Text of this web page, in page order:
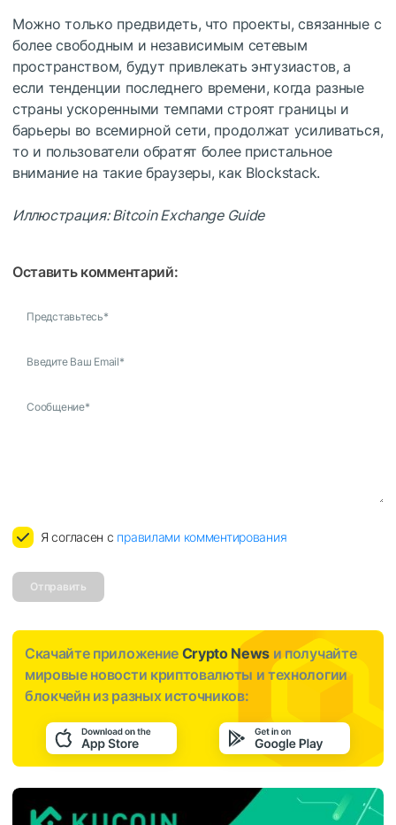
Можно только предвидеть, что проекты, связанные с
более свободным и независимым сетевым
пространством, будут привлекать энтузиастов, а
если тенденции последнего времени, когда разные
страны ускоренными темпами строят границы и
барьеры во всемирной сети, продолжат усиливаться,
то и пользователи обратят более пристальное
внимание на такие браузеры, как Blockstack.
Иллюстрация: Bitcoin Exchange Guide
Оставить комментарий:
Представьтесь*
Введите Ваш Email*
Сообщение*
Я согласен с правилами комментирования
Отправить
Скачайте приложение Crypto News и получайте
мировые новости криптовалюты и технологии
блокчейн из разных источников: